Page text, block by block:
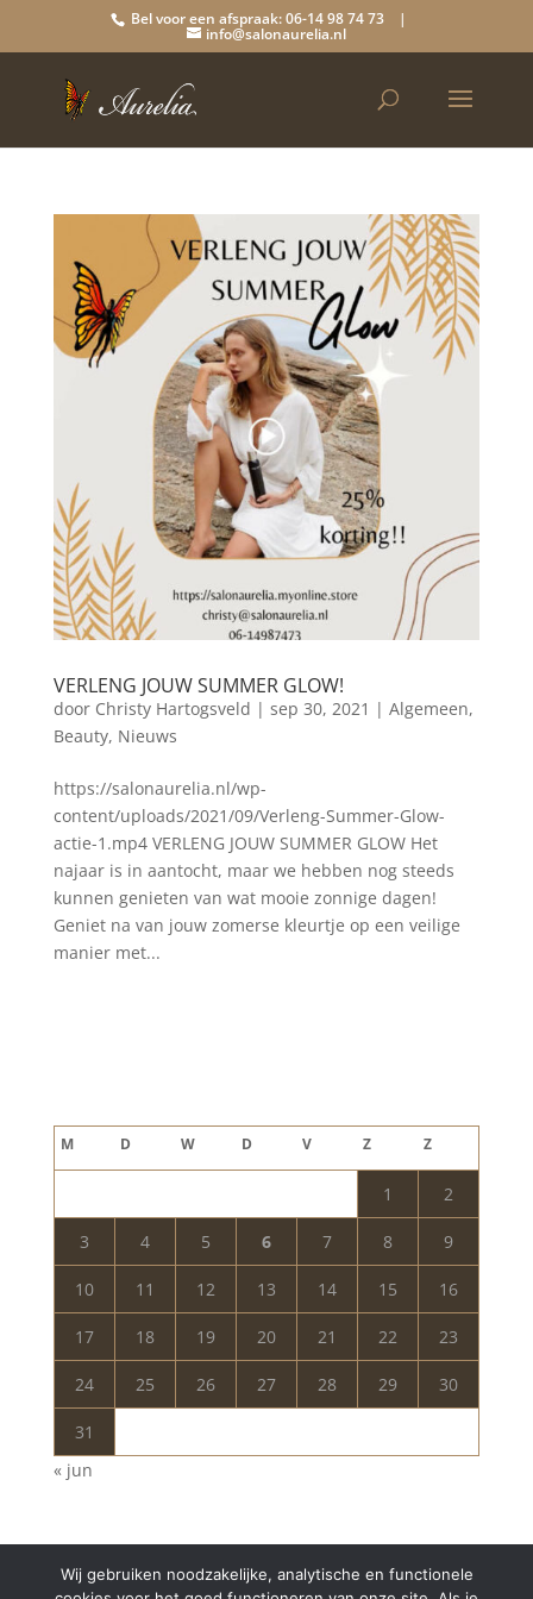
Bel voor een afspraak: 06-14 98 74 73 |
info@salonaurelia.nl
VERLENG JOUW SUMMER GLOW!
door Christy Hartogsveld | sep 30, 2021 | Algemeen,
Beauty, Nieuws
https://salonaurelia.nl/wp-
content/uploads/2021/09/Verleng-Summer-Glow-
actie-1.mp4 VERLENG JOUW SUMMER GLOW Het
najaar is in aantocht, maar we hebben nog steeds
kunnen genieten van wat mooie zonnige dagen!
Geniet na van jouw zomerse kleurtje op een veilige
manier met...
M D W D V Z Z
1 2
3 4 5 6 7 8 9
10 11 12 13 14 15 16
17 18 19 20 21 22 23
24 25 26 27 28 29 30
31
« jun
Wij gebruiken noodzakelijke, analytische en functionele